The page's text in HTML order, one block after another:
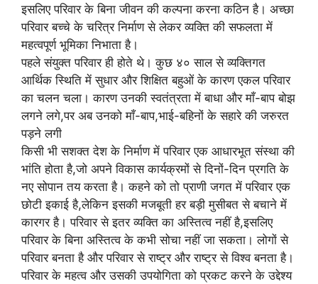
इसलिए परिवार के बिना जीवन की कल्पना करना कठिन है। अच्छा
परिवार बच्चे के चरित्र निर्माण से लेकर व्यक्ति की सफलता में
महत्वपूर्ण भूमिका निभाता है।
पहले संयुक्त परिवार ही होते थे। कुछ ४० साल से व्यक्तिगत
आर्थिक स्थिति में सुधार और शिक्षित बहुओं के कारण एकल परिवार
का चलन चला। कारण उनकी स्वतंत्रता में बाधा और माँ-बाप बोझ
लगने लगे,पर अब उनको माँ-बाप,भाई-बहिनों के सहारे की जरुरत
पड़ने लगी
किसी भी सशक्त देश के निर्माण में परिवार एक आधारभूत संस्था की
भांति होता है,जो अपने विकास कार्यक्रमों से दिनों-दिन प्रगति के
नए सोपान तय करता है। कहने को तो प्राणी जगत में परिवार एक
छोटी इकाई है,लेकिन इसकी मजबूती हर बड़ी मुसीबत से बचाने में
कारगर है। परिवार से इतर व्यक्ति का अस्तित्व नहीं है,इसलिए
परिवार के बिना अस्तित्व के कभी सोचा नहीं जा सकता। लोगों से
परिवार बनता है और परिवार से राष्ट्र और राष्ट्र से विश्व बनता है।
परिवार के महत्व और उसकी उपयोगिता को प्रकट करने के उद्देश्य